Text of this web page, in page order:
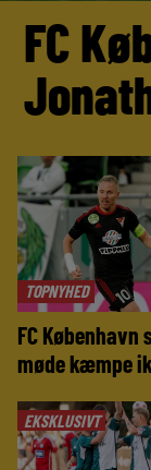
FC
TOPNYHED
FC København
møde kæmpe
EKSKLUSIVT